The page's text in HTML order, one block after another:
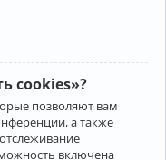
cookies»?
позволяют вам
а также
включена